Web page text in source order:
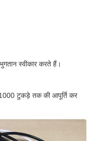
स्वीकार करते हैं।
1000 टुकड़े तक की आपूर्ति कर